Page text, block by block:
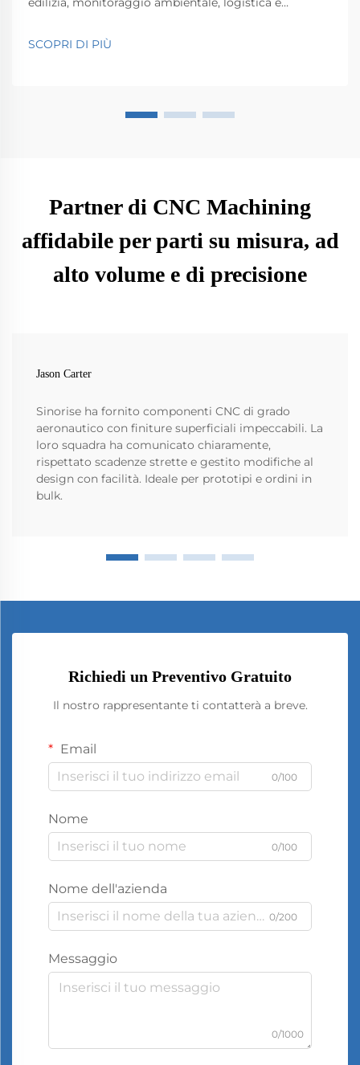
e innovazione.
SCOPRI DI PIÙ
Partner di CNC Machining
affidabile per parti su misura, ad
alto volume e di precisione
Jason Carter
Sinorise ha fornito componenti CNC di grado
aeronautico con finiture superficiali impeccabili. La
loro squadra ha comunicato chiaramente,
rispettato scadenze strette e gestito modifiche al
design con facilità. Ideale per prototipi e ordini in
bulk.
Richiedi un Preventivo Gratuito
Il nostro rappresentante ti contatterà a breve.
Email
0/100
Nome
0/100
Nome dell'azienda
0/200
Messaggio
0/1000